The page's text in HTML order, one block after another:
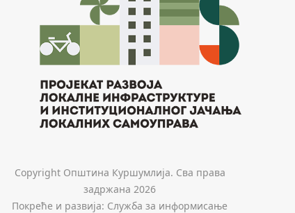
Copyright Општина Куршумлија. Сва права
задржана 2026
Покреће и развија: Служба за информисање